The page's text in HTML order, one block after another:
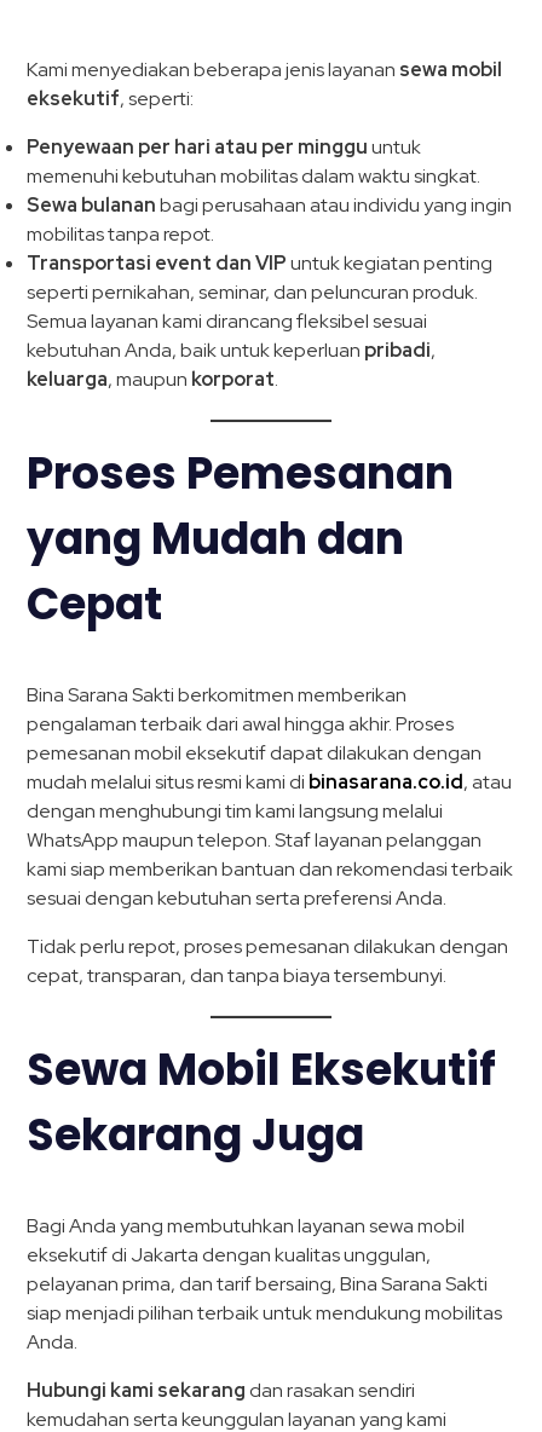
Kami menyediakan beberapa jenis layanan sewa mobil
eksekutif, seperti:
Penyewaan per hari atau per mingguuntuk
memenuhi kebutuhan mobilitas dalam waktu singkat.
Sewa bulananbagi perusahaan atau individu yang ingin
mobilitas tanpa repot.
Transportasi event dan VIPuntuk kegiatan penting
seperti pernikahan, seminar, dan peluncuran produk.
Semua layanan kami dirancang fleksibel sesuai
kebutuhan Anda, baik untuk keperluan pribadi,
keluarga, maupun korporat.
Proses Pemesanan
yang Mudah dan
Cepat
Bina Sarana Sakti berkomitmen memberikan
pengalaman terbaik dari awal hingga akhir. Proses
pemesanan mobil eksekutif dapat dilakukan dengan
mudah melalui situs resmi kami di binasarana.co.id, atau
dengan menghubungi tim kami langsung melalui
WhatsApp maupun telepon. Staf layanan pelanggan
kami siap memberikan bantuan dan rekomendasi terbaik
sesuai dengan kebutuhan serta preferensi Anda.
Tidak perlu repot, proses pemesanan dilakukan dengan
cepat, transparan, dan tanpa biaya tersembunyi.
Sewa Mobil Eksekutif
Sekarang Juga
Bagi Anda yang membutuhkan layanan sewa mobil
eksekutif di Jakarta dengan kualitas unggulan,
pelayanan prima, dan tarif bersaing, Bina Sarana Sakti
siap menjadi pilihan terbaik untuk mendukung mobilitas
Anda.
Hubungi kami sekarang dan rasakan sendiri
kemudahan serta keunggulan layanan yang kami